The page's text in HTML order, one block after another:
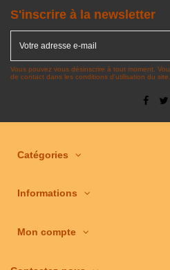
S'inscrire à la newsletter
Vous pouvez vous désinscrire à tout moment.
de contact dans les conditions d'utilisation du site.
Catégories
Informations
Mon compte